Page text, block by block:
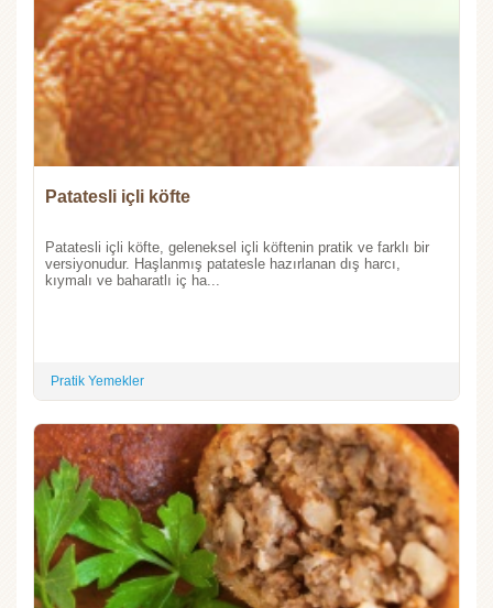
Patatesli içli köfte
Patatesli içli köfte, geleneksel içli köftenin pratik ve farklı bir
versiyonudur. Haşlanmış patatesle hazırlanan dış harcı,
kıymalı ve baharatlı iç ha...
Pratik Yemekler